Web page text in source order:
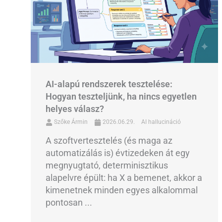
AI-alapú rendszerek tesztelése:
Hogyan teszteljünk, ha nincs egyetlen
helyes válasz?
Szőke Ármin 2026.06.29. AI hallucináció
A szoftvertesztelés (és maga az
automatizálás is) évtizedeken át egy
megnyugtató, determinisztikus
alapelvre épült: ha X a bemenet, akkor a
kimenetnek minden egyes alkalommal
pontosan ...